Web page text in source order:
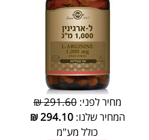
מחיר לפני:291.60 ₪
המחיר שלנו:294.10
₪
כולל מע"מ